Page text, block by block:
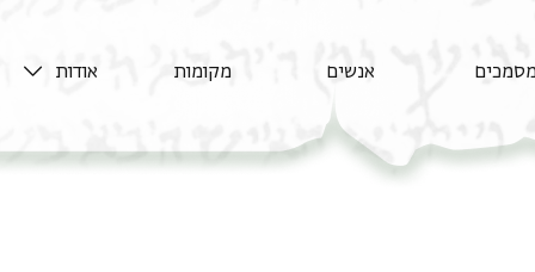
מסמכים אנשים מקומות אודות